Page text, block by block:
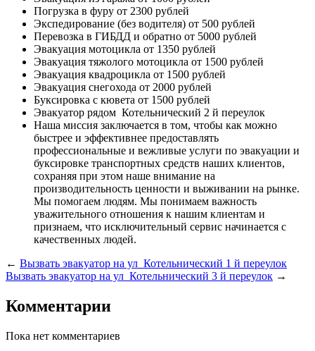
Погрузка в фуру от 2300 рублей
Экспедирование (без водителя) от 500 рублей
Перевозка в ГИБДД и обратно от 5000 рублей
Эвакуация мотоцикла от 1350 рублей
Эвакуация тяжолого мотоцикла от 1500 рублей
Эвакуация квадроцикла от 1500 рублей
Эвакуация снегохода от 2000 рублей
Буксировка с кювета от 1500 рублей
Эвакуатор рядом Котельнический 2 й переулок
Наша миссия заключается в том, чтобы как можно
быстрее и эффективнее предоставлять
профессиональные и вежливые услуги по эвакуации и
буксировке транспортных средств наших клиентов,
сохраняя при этом наше внимание на
производительность ценности и выживании на рынке.
Мы помогаем людям. Мы понимаем важность
уважительного отношения к нашим клиентам и
признаем, что исключительный сервис начинается с
качественных людей.
← Вызвать эвакуатор на ул Котельнический 1 й переулок
Вызвать эвакуатор на ул Котельнический 3 й переулок →
Комментарии
Пока нет комментариев